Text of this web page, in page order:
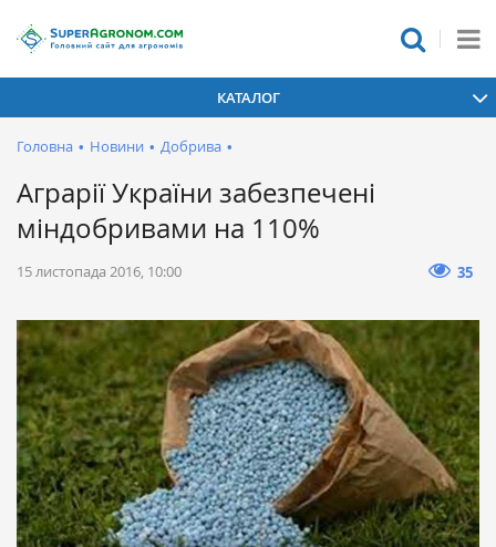
КАТАЛОГ
Головна • Новини • Добрива •
Аграрії України забезпечені
міндобривами на 110%
15 листопада 2016, 10:00 35